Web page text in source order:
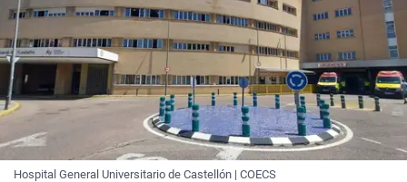
Hospital General Universitario de Castellón | COECS